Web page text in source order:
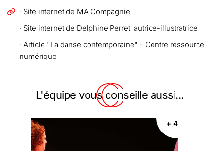
· Site internet de MA Compagnie
· Site internet de Delphine Perret, autrice-illustratrice
· Article "La danse contemporaine" - Centre ressource
numérique
L'équipe vous conseille aussi...
+ 4